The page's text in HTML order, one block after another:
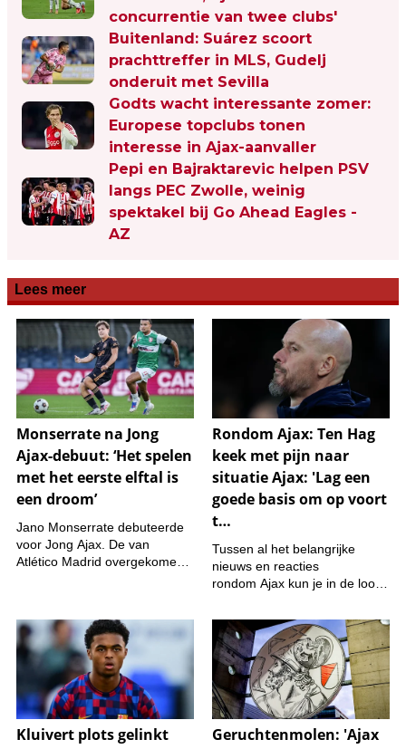
concurrentie van twee clubs'
Buitenland: Suárez scoort
prachttreffer in MLS, Gudelj
onderuit met Sevilla
Godts wacht interessante zomer:
Europese topclubs tonen
interesse in Ajax-aanvaller
Pepi en Bajraktarevic helpen PSV
langs PEC Zwolle, weinig
spektakel bij Go Ahead Eagles -
AZ